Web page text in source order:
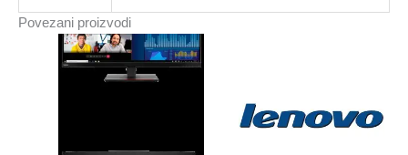
Povezani proizvodi